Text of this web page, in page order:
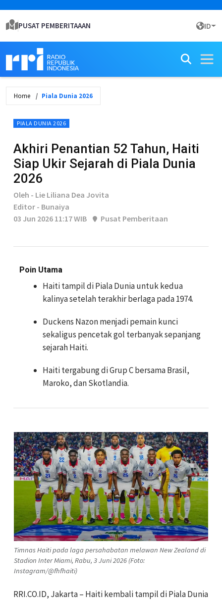
PUSAT PEMBERITAAAN ID
Home Piala Dunia 2026
PIALA DUNIA 2026
Akhiri Penantian 52 Tahun, Haiti
Siap Ukir Sejarah di Piala Dunia
2026
Oleh - Lie Liliana Dea Jovita
Editor - Bunaiya
03 Jun 2026 11:17 WIB
Pusat Pemberitaan
Poin Utama
Haiti tampil di Piala Dunia untuk kedua
kalinya setelah terakhir berlaga pada 1974.
Duckens Nazon menjadi pemain kunci
sekaligus pencetak gol terbanyak sepanjang
sejarah Haiti.
Haiti tergabung di Grup C bersama Brasil,
Maroko, dan Skotlandia.
Timnas Haiti pada laga persahabatan melawan New Zealand di
Stadion Inter Miami, Rabu, 3 Juni 2026 (Foto:
Instagram/@fhfhaiti)
RRI.CO.ID, Jakarta – Haiti kembali tampil di Piala Dunia